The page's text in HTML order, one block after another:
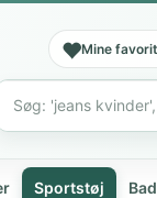
Mine
Sportstøj